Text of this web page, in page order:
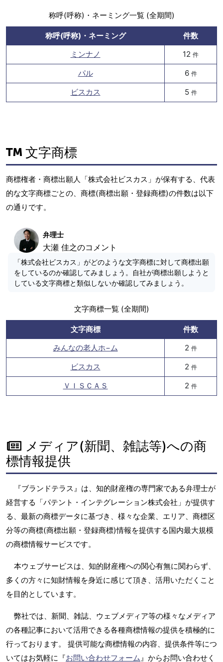
称呼(呼称)・ネーミング一覧 (全期間)
称呼(呼称)・ネーミング
件数
ミンナノ
12 件
パル 6 件
ビスカス 5 件
文字商標
商標権者・商標出願人「株式会社ビスカス」が保有する、代表
的な文字商標ごとの、商標(商標出願・登録商標)の件数は以下
の通りです。
弁理士
大瀬 佳之のコメント
「株式会社ビスカス」がどのような文字商標に対して商標出願
をしているのか確認してみましょう。自社が商標出願しようと
している文字商標と類似しないか確認してみましょう。
文字商標一覧 (全期間)
文字商標
件数
みんなの老人ホ−ム
2 件
ビスカス 2 件
ＶＩＳＣＡＳ 2 件
メディア(新聞、雑誌等)への商
標情報提供
『ブランドテラス』は、知的財産権の専門家である弁理士が
経営する「パテント・インテグレーション株式会社」が提供す
る、最新の商標データに基づき、様々な企業、エリア、商標区
分等の商標(商標出願・登録商標)情報を提供する国内最大規模
の商標情報サービスです。
本ウェブサービスは、知的財産権への関心有無に関わらず、
多くの方々に知財情報を身近に感じて頂き、活用いただくこと
を目的としています。
弊社では、新聞、雑誌、ウェブメディア等の様々なメディア
の各種記事において活用できる各種商標情報の提供を積極的に
行っております。 提供可能な商標情報の内容、提供条件等につ
いてはお気軽に『お問い合わせフォーム 』からお問い合わせく